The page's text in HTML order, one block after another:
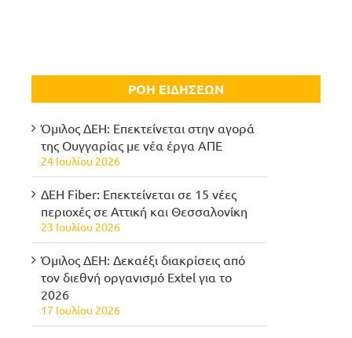
ΡΟΗ ΕΙΔΗΣΕΩΝ
Όμιλος ΔΕΗ: Επεκτείνεται στην αγορά
της Ουγγαρίας με νέα έργα ΑΠΕ
24 Ιουλίου 2026
ΔΕΗ Fiber: Επεκτείνεται σε 15 νέες
περιοχές σε Αττική και Θεσσαλονίκη
23 Ιουλίου 2026
Όμιλος ΔΕΗ: Δεκαέξι διακρίσεις από
τον διεθνή οργανισμό Extel για το
2026
17 Ιουλίου 2026